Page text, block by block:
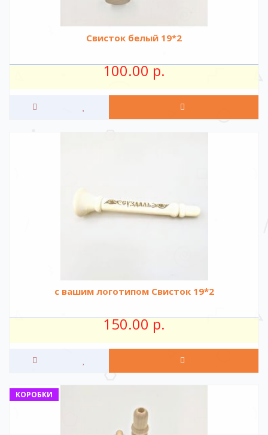
Свисток белый 19*2
100.00 р.
с вашим логотипом Свисток 19*2
150.00 р.
КОРОБКИ